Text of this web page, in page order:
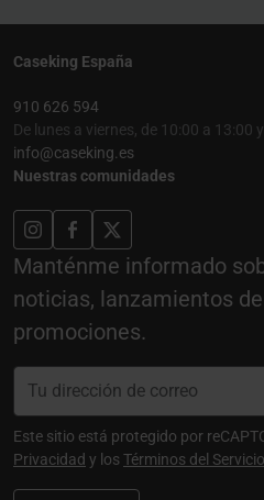
Caseking España
910 626 594
De lunes a viernes, de 10:00 a 13:00
info@caseking.es
Nuestras comunidades
Manténme informado
noticias, lanzamientos
promociones.
Este sitio está protegido por
Privacidad y losTérminos del Servicio